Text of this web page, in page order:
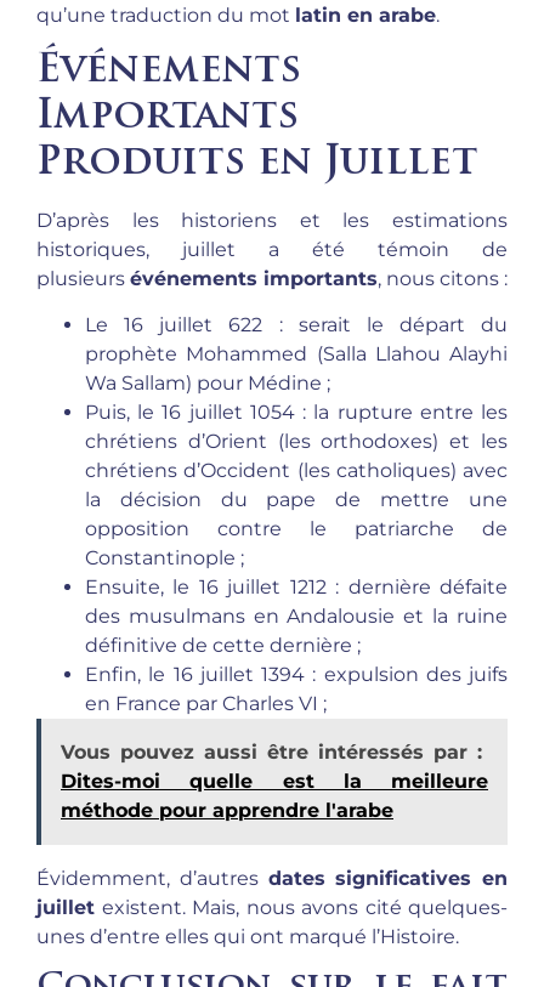
qu’une traduction du mot latin en arabe.
Événements
Importants
Produits en Juillet
D’après les historiens et les estimations
historiques, juillet a été témoin de
plusieurs événements importants, nous citons :
Le 16 juillet 622 : serait le départ du
prophète Mohammed (Salla Llahou Alayhi
Wa Sallam) pour Médine ;
Puis, le 16 juillet 1054 : la rupture entre les
chrétiens d’Orient (les orthodoxes) et les
chrétiens d’Occident (les catholiques) avec
la décision du pape de mettre une
opposition contre le patriarche de
Constantinople ;
Ensuite, le 16 juillet 1212 : dernière défaite
des musulmans en Andalousie et la ruine
définitive de cette dernière ;
Enfin, le 16 juillet 1394 : expulsion des juifs
en France par Charles VI ;
Vous pouvez aussi être intéressés par :
Dites-moi quelle est la meilleure
méthode pour apprendre l'arabe
Évidemment, d’autres dates significatives en
juillet existent. Mais, nous avons cité quelques-
unes d’entre elles qui ont marqué l’Histoire.